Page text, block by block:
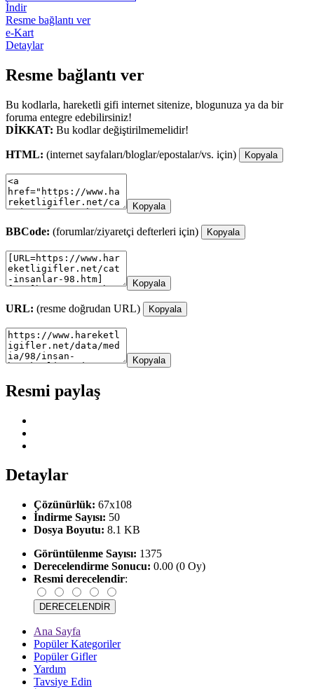
İndir
Resme bağlantı ver
e-Kart
Detaylar
Resme bağlantı ver
Bu kodlarla, hareketli gifi internet sitenize, blogunuza ya da bir
foruma entegre edebilirsiniz!
DİKKAT: Bu kodlar değiştirilmemelidir!
HTML: (internet sayfaları/bloglar/epostalar/vs. için) Kopyala
Kopyala
BBCode: (forumlar/ziyaretçi defterleri için) Kopyala
Kopyala
URL: (resme doğrudan URL) Kopyala
Kopyala
Resmi paylaş
Detaylar
Çözünürlük: 67x108
İndirme Sayısı: 50
Dosya Boyutu: 8.1 KB
Görüntülenme Sayısı: 1375
Derecelendirme Sonucu: 0.00 (0 Oy)
Resmi derecelendir:
Ana Sayfa
Popüler Kategoriler
Popüler Gifler
Yardım
Tavsiye Edin